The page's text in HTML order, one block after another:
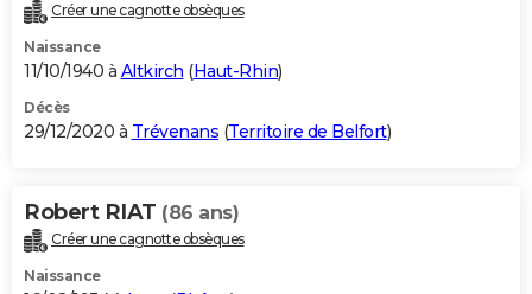
Créer une cagnotte obsèques
Naissance
11/10/1940 à Altkirch (Haut-Rhin)
Décès
29/12/2020 à Trévenans (Territoire de Belfort)
Robert RIAT (86 ans)
Créer une cagnotte obsèques
Naissance